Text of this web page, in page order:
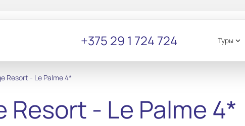
+375 29 1 724 724 Туры expand_more
Resort - Le Palme 4*
Resort - Le Palme 4*